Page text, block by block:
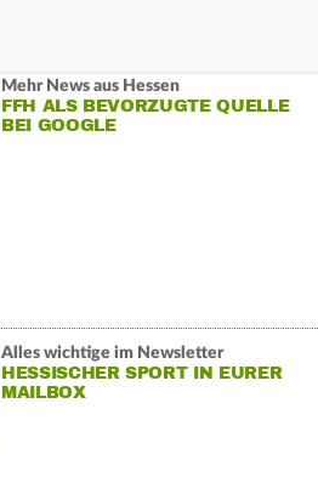
Mehr News aus Hessen
FFH ALS BEVORZUGTE QUELLE
BEI GOOGLE
Alles wichtige im Newsletter
HESSISCHER SPORT IN EURER
MAILBOX